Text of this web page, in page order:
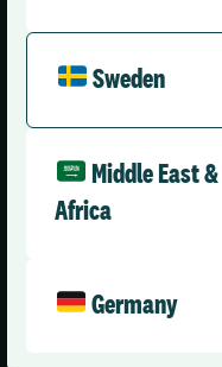
Sweden
Middle East &
Africa
Germany
Sweden (Svenska)
Time Care Planering
Utbildningar & Tjänster​